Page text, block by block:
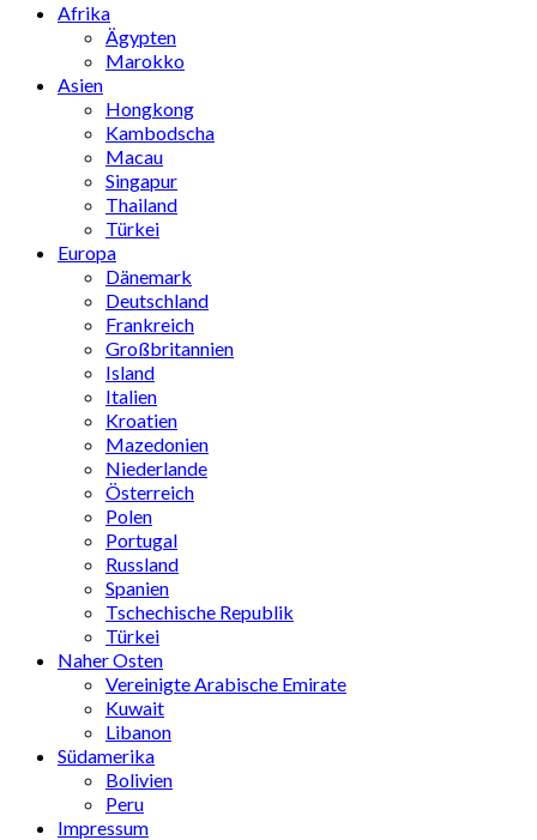
Afrika
Ägypten
Marokko
Asien
Hongkong
Kambodscha
Macau
Singapur
Thailand
Türkei
Europa
Dänemark
Deutschland
Frankreich
Großbritannien
Island
Italien
Kroatien
Mazedonien
Niederlande
Österreich
Polen
Portugal
Russland
Spanien
Tschechische Republik
Türkei
Naher Osten
Vereinigte Arabische Emirate
Kuwait
Libanon
Südamerika
Bolivien
Peru
Impressum